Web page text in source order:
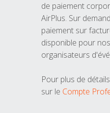
de paiement
AirPlus. Sur
paiement sur
disponible pour
organisateurs
Pour plus de
sur le Compte